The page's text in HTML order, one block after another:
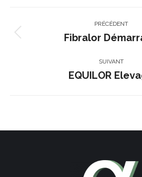
de
commentaire
PRÉCÉDENT
Onglet
Fibralor
SUIVANT
Projets
EQUILOR